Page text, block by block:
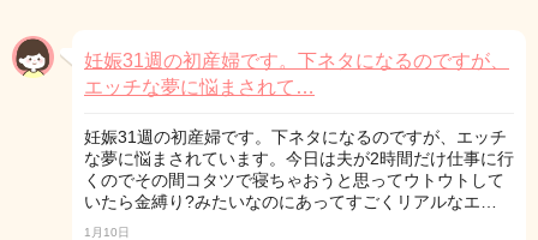
妊娠31週の初産婦です。下ネタになるのですが、
エッチな夢に悩まされて…
妊娠31週の初産婦です。下ネタになるのですが、エッチ
な夢に悩まされています。今日は夫が2時間だけ仕事に行
くのでその間コタツで寝ちゃおうと思ってウトウトして
いたら金縛り?みたいなのにあってすごくリアルなエ…
1月10日